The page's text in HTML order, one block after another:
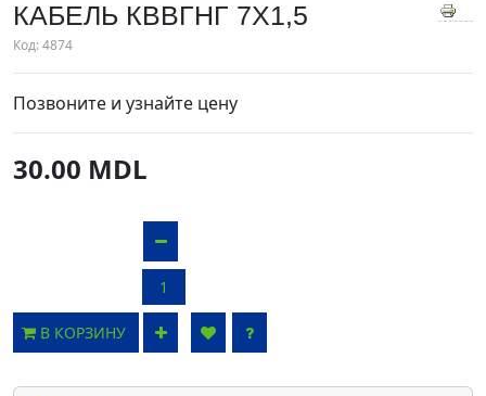
КАБЕЛЬ КВВГНГ 7Х1,5
Код:4874
Позвоните и узнайте цену
30.00 MDL
В КОРЗИНУ